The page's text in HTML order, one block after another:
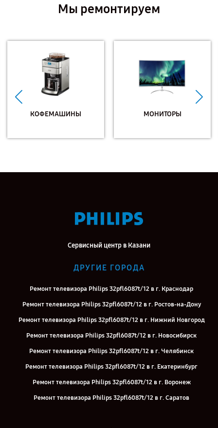
Мы ремонтируем
КОФЕМАШИНЫ МОНИТОРЫ
Сервисный центр в Казани
ДРУГИЕ ГОРОДА
Ремонт телевизора Philips 32pfl6087t/12 в г. Краснодар
Ремонт телевизора Philips 32pfl6087t/12 в г. Ростов-на-Дону
Ремонт телевизора Philips 32pfl6087t/12 в г. Нижний Новгород
Ремонт телевизора Philips 32pfl6087t/12 в г. Новосибирск
Ремонт телевизора Philips 32pfl6087t/12 в г. Челябинск
Ремонт телевизора Philips 32pfl6087t/12 в г. Екатеринбург
Ремонт телевизора Philips 32pfl6087t/12 в г. Воронеж
Ремонт телевизора Philips 32pfl6087t/12 в г. Саратов